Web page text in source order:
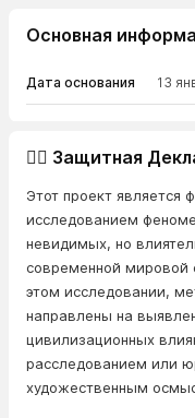
Основная
Дата основания 13
👨‍⚖️ Защитная
Этот проект является
исследованием
невидимых, но
современной мировой
этом исследовании,
направлены на
цивилизационных
расследованием или
художественным